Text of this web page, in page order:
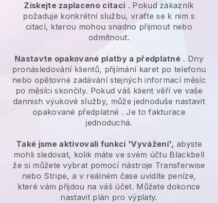
Získejte zaplaceno citací. Pokud zákazník
požaduje konkrétní službu, vraťte se k nim s
citací, kterou mohou snadno přijmout nebo
odmítnout.
Nastavte opakované platby a předplatné . Dny
pronásledování klientů, přijímání karet po telefonu
nebo opětovné zadávání stejných informací měsíc
po měsíci skončily. Pokud váš klient věří ve vaše
dannish výukové služby, může jednoduše nastavit
opakované předplatné . Je to fakturace
jednoduchá.
Také jsme aktivovali funkci 'Vyvážení', abyste
mohli sledovat, kolik máte ve svém účtu Blackbell
že si můžete vybrat pomocí nástroje Transferwise
nebo Stripe, a v reálném čase uvidíte peníze,
které vám přijdou na váš účet. Můžete dokonce
nastavit plán pro výplaty.